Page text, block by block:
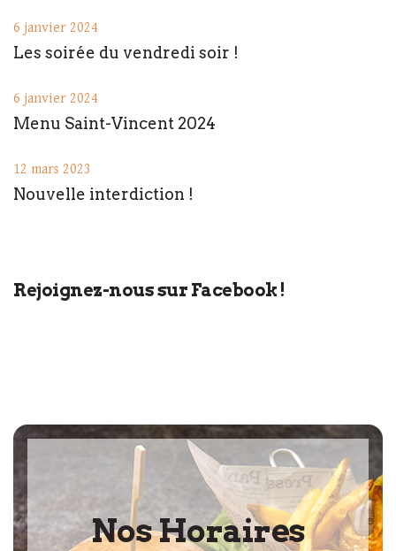
6 janvier 2024
Les soirée du vendredi soir !
6 janvier 2024
Menu Saint-Vincent 2024
12 mars 2023
Nouvelle interdiction !
Rejoignez-nous sur Facebook !
Nos Horaires